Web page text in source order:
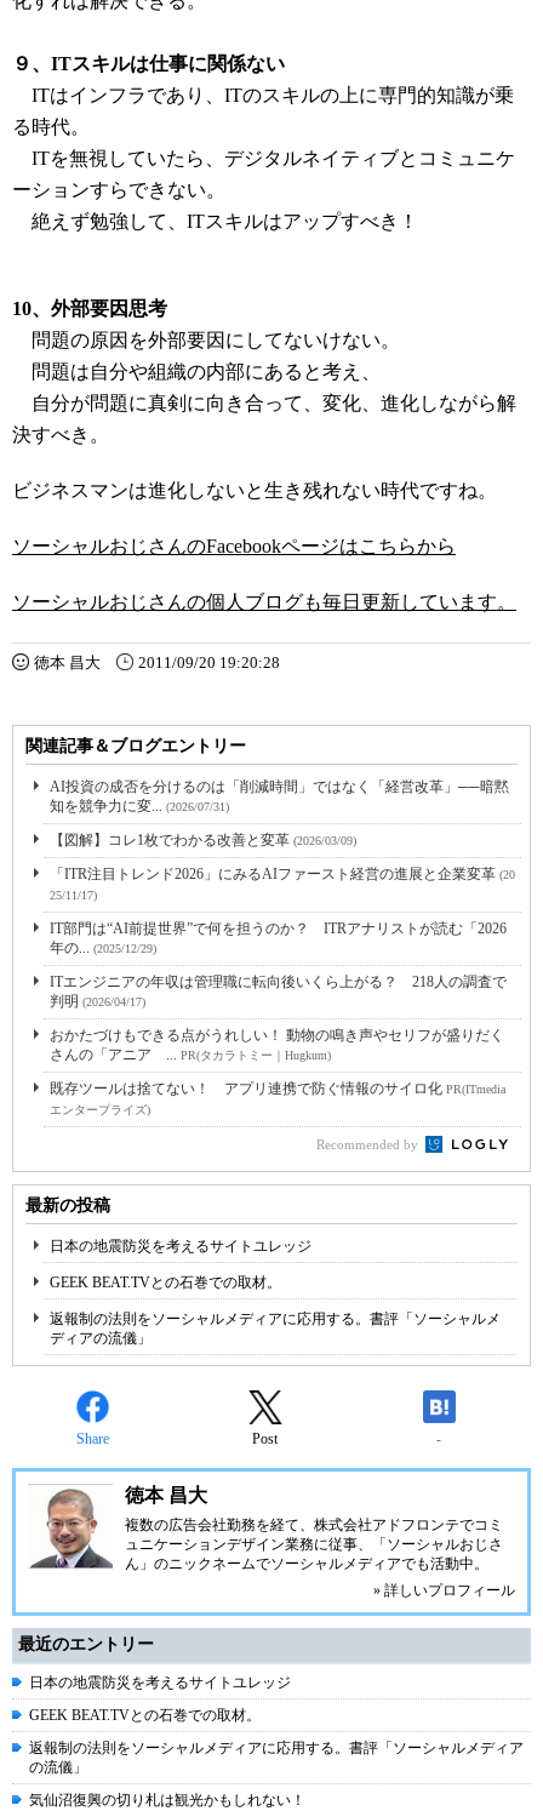
９、ITスキルは仕事に関係ない
ITはインフラであり、ITのスキルの上に専門的知識が乗
る時代。
ITを無視していたら、デジタルネイティブとコミュニケ
ーションすらできない。
絶えず勉強して、ITスキルはアップすべき！
10、外部要因思考
問題の原因を外部要因にしてないけない。
問題は自分や組織の内部にあると考え、
自分が問題に真剣に向き合って、変化、進化しながら解
決すべき。
ビジネスマンは進化しないと生き残れない時代ですね。
ソーシャルおじさんのFacebookページはこちらから
ソーシャルおじさんの個人ブログも毎日更新しています。
徳本 昌大 2011/09/20 19:20:28
関連記事＆ブログエントリー
AI投資の成否を分けるのは「削減時間」ではなく「経営改革」──暗黙
知を競争力に変... (2026/07/31)
【図解】コレ1枚でわかる改善と変革 (2026/03/09)
「ITR注目トレンド2026」にみるAIファースト経営の進展と企業変革 (20
25/11/17)
IT部門は“AI前提世界”で何を担うのか？ ITRアナリストが読む「2026
年の... (2025/12/29)
ITエンジニアの年収は管理職に転向後いくら上がる？ 218人の調査で
判明 (2026/04/17)
おかたづけもできる点がうれしい！ 動物の鳴き声やセリフが盛りだく
さんの「アニア ... PR(タカラトミー｜Hugkum)
既存ツールは捨てない！ アプリ連携で防ぐ情報のサイロ化 PR(ITmedia
エンタープライズ)
Recommended by
最新の投稿
日本の地震防災を考えるサイトユレッジ
GEEK BEAT.TVとの石巻での取材。
返報制の法則をソーシャルメディアに応用する。書評「ソーシャルメ
ディアの流儀」
Share Post -
徳本 昌大
複数の広告会社勤務を経て、株式会社アドフロンテでコミ
ュニケーションデザイン業務に従事、「ソーシャルおじさ
ん」のニックネームでソーシャルメディアでも活動中。
» 詳しいプロフィール
最近のエントリー
日本の地震防災を考えるサイトユレッジ
GEEK BEAT.TVとの石巻での取材。
返報制の法則をソーシャルメディアに応用する。書評「ソーシャルメディア
の流儀」
気仙沼復興の切り札は観光かもしれない！